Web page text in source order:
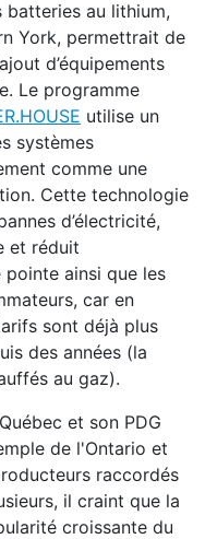
batteries au lithium,
York, permettrait de
d’équipements
Le programme
utilise un
systèmes
comme une
Cette technologie
d’électricité,
et réduit
ainsi que les
car en
sont déjà plus
des années (la
au gaz).
et son PDG
de l'Ontario et
raccordés
il craint que la
croissante du